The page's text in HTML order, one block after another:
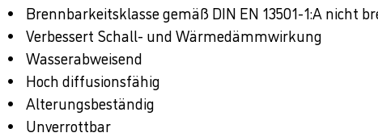
Brennbarkeitsklasse gemäß DIN EN 13501-1:A nicht
Verbessert Schall- und Wärmedämmwirkung
Wasserabweisend
Hoch diffusionsfähig
Alterungsbeständig
Unverrottbar